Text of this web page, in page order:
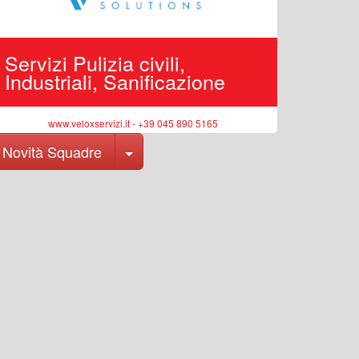
Servizi Pulizia civili,
Industriali, Sanificazione
www.veloxservizi.it - +39 045 890 5165
Novità Squadre Toggle Dropdown